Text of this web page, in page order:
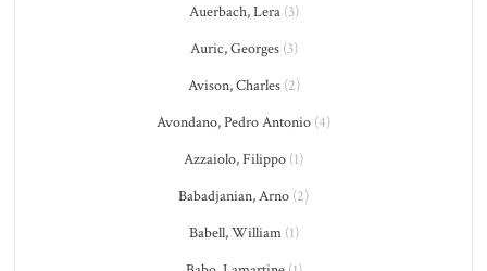
Auerbach, Lera(3)
Auric, Georges(3)
Avison, Charles(2)
Avondano, Pedro Antonio (4)
Azzaiolo, Filippo (1)
Babadjanian, Arno (2)
Babell, William(1)